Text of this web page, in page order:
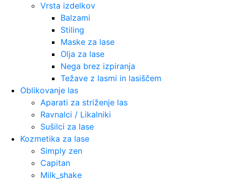
Vrsta izdelkov
Balzami
Stiling
Maske za lase
Olja za lase
Nega brez izpiranja
Težave z lasmi in lasiščem
Oblikovanje las
Aparati za striženje las
Ravnalci / Likalniki
Sušilci za lase
Kozmetika za lase
Simply zen
Capitan
Milk_shake